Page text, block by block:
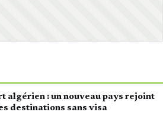
algérien : un nouveau pays rejoint
destinations sans visa